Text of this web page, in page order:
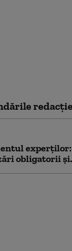
experților:
obligatorii